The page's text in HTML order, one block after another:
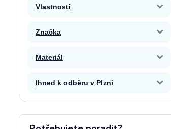
Vlastnosti
Značka
Materiál
Ihned k odběru v Plzni